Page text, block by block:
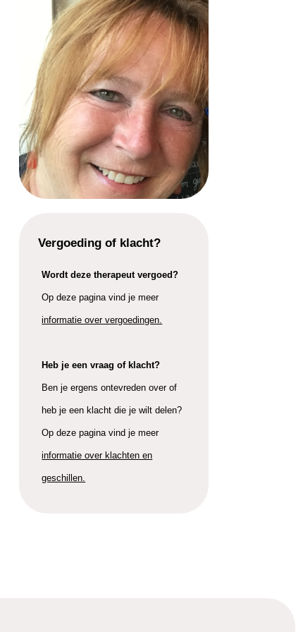
Vergoeding of klacht?
Wordt deze therapeut vergoed?
Op deze pagina vind je meer
informatie over vergoedingen.
Heb je een vraag of klacht?
Ben je ergens ontevreden over of
heb je een klacht die je wilt delen?
Op deze pagina vind je meer
informatie over klachten en
geschillen.